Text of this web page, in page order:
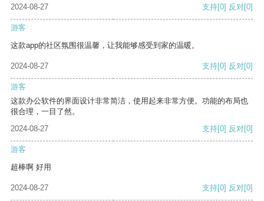
2024-08-27
支持[0] 反对[0]
游客
这款app的社区氛围很温馨，让我能够感受到家的温暖。
2024-08-27 支持[0] 反对[0]
游客
这款办公软件的界面设计非常简洁，使用起来非常方便。功能的布局也
很合理，一目了然。
2024-08-27
支持[0] 反对[0]
游客
超棒啊 好用
2024-08-27 支持[0] 反对[0]